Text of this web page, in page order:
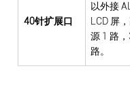
40针扩展口
以外接
LCD 屏
源 1 路
路。